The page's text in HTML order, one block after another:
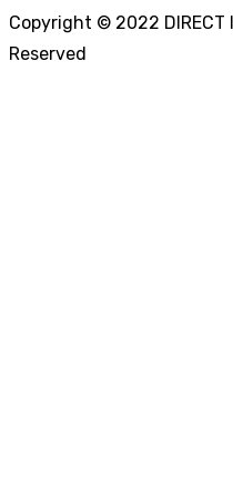
Copyright © 2022 DIRECT
Reserved